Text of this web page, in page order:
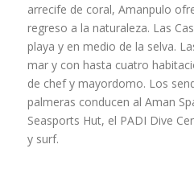
arrecife de coral, Amanpulo
regreso a la naturaleza. Las
playa y en medio de la selva.
mar y con hasta cuatro
de chef y mayordomo. Los
palmeras conducen al Aman
Seasports Hut, el PADI Dive
y surf.